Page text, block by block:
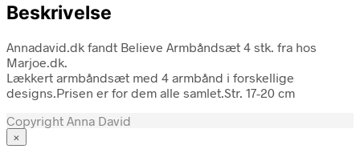
Beskrivelse
Annadavid.dk fandt Believe Armbåndsæt 4 stk. fra hos
Marjoe.dk.
Lækkert armbåndsæt med 4 armbånd i forskellige
designs.Prisen er for dem alle samlet.Str. 17-20 cm
Copyright Anna David
×